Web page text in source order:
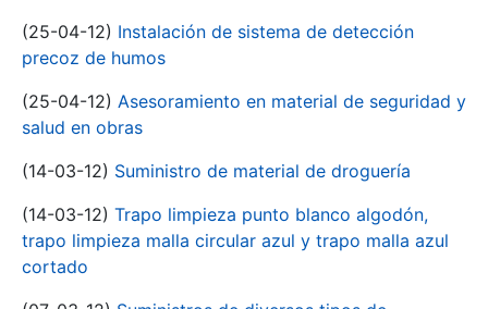
(25-04-12) Instalación de sistema de detección
precoz de humos
(25-04-12) Asesoramiento en material de seguridad y
salud en obras
(14-03-12) Suministro de material de droguería
(14-03-12) Trapo limpieza punto blanco algodón,
trapo limpieza malla circular azul y trapo malla azul
cortado